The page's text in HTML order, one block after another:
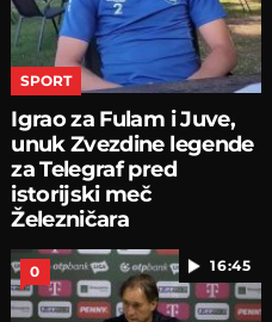
SPORT
Igrao za Fulam i Juve,
unuk Zvezdine legende
za Telegraf pred
istorijski meč
Železničara
16:45
0